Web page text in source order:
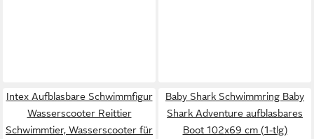
Intex Aufblasbare Schwimmfigur
Wasserscooter Reittier
Schwimmtier, Wasserscooter für
Baby Shark Schwimmring Baby
Shark Adventure aufblasbares
Boot 102x69 cm (1-tlg)